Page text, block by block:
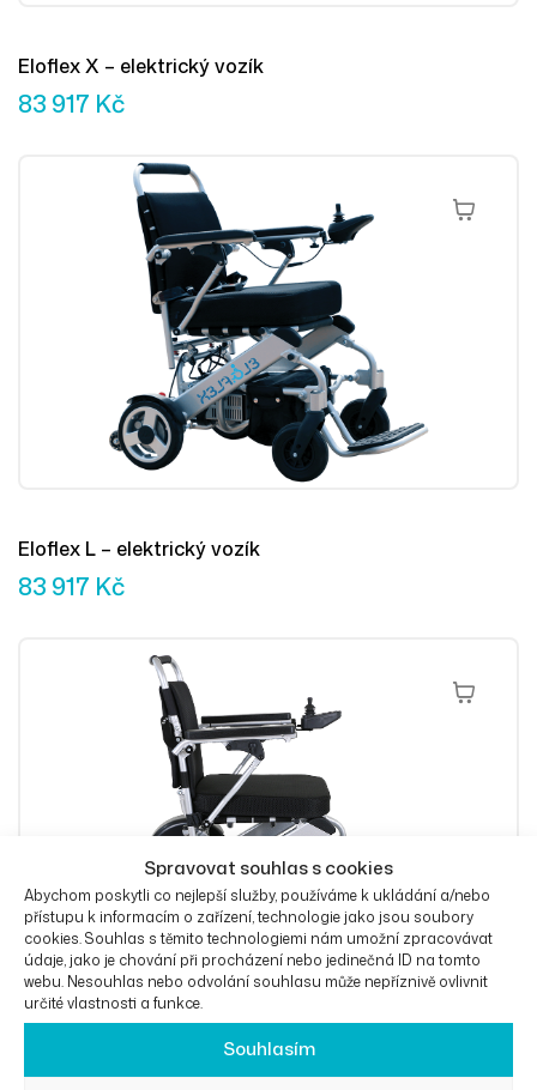
Spravovat souhlas s cookies
Abychom poskytli co nejlepší služby, používáme k ukládání a/nebo
přístupu k informacím o zařízení, technologie jako jsou soubory
cookies. Souhlas s těmito technologiemi nám umožní zpracovávat
údaje, jako je chování při procházení nebo jedinečná ID na tomto
webu. Nesouhlas nebo odvolání souhlasu může nepříznivě ovlivnit
určité vlastnosti a funkce.
Souhlasím
Eloflex X – elektrický vozík
83 917 Kč
Přidat Do
Eloflex L – elektrický vozík
83 917 Kč
Přidat Do
Eloflex F – elektrický vozík
87 790Kč